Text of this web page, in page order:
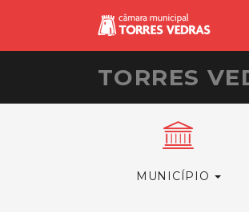
TORRES
MUNICÍPIO